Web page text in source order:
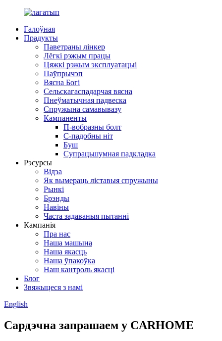
Галоўная
Прадукты
Паветраны лінкер
Лёгкі рэжым працы
Цяжкі рэжым эксплуатацыі
Паўпрычэп
Вясна Богі
Сельскагаспадарчая вясна
Пнеўматычная падвеска
Спружына самавывазу
Кампаненты
П-вобразны болт
С-падобны ніт
Буш
Супрацьшумная падкладка
Рэсурсы
Відэа
Як вымераць ліставыя спружыны
Рынкі
Брэнды
Навіны
Часта задаваныя пытанні
Кампанія
Пра нас
Наша машына
Наша якасць
Наша ўпакоўка
Наш кантроль якасці
Блог
Звяжыцеся з намі
English
Сардэчна запрашаем у CARHOME